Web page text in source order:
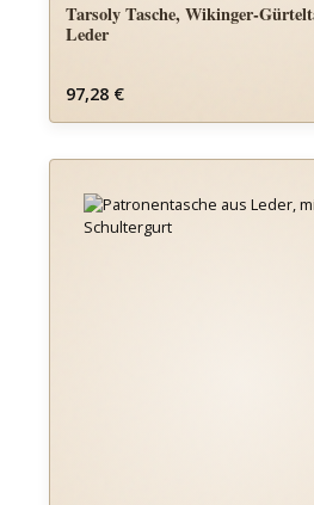
Tarsoly Tasche, Wikinger-
Leder
Regulärer Preis:
97,28 €